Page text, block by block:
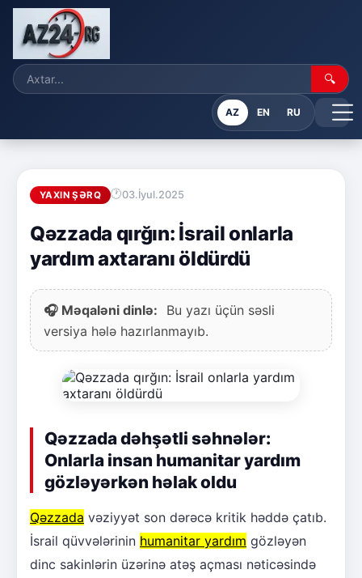
🔍
AZ EN RU
YAXIN ŞƏRQ 03.İyul.2025
Qəzzada qırğın: İsrail onlarla
yardım axtaranı öldürdü
🎧 Məqaləni dinlə:
Bu yazı üçün səsli
versiya hələ hazırlanmayıb.
Qəzzada dəhşətli səhnələr:
Onlarla insan humanitar yardım
gözləyərkən həlak oldu
Qəzzada vəziyyət son dərəcə kritik həddə çatıb.
İsrail qüvvələrinin humanitar yardım gözləyən
dinc sakinlərin üzərinə atəş açması nəticəsində